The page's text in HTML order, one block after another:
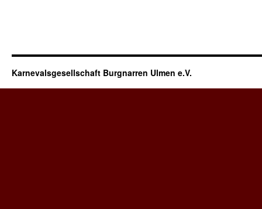
Karnevalsgesellschaft Burgnarren Ulmen e.V.